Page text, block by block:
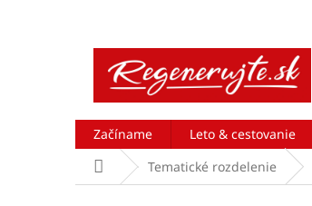
Začíname Leto & cestovanie
DomovTematické rozdelenie